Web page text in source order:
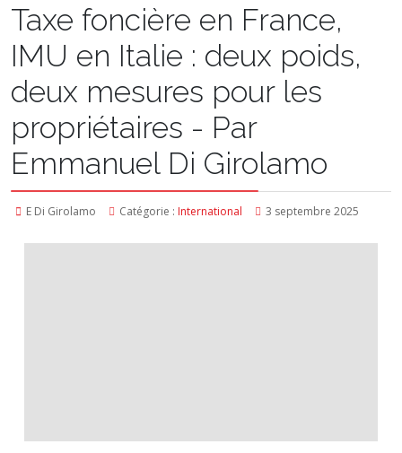
Taxe foncière en France,
IMU en Italie : deux poids,
deux mesures pour les
propriétaires - Par
Emmanuel Di Girolamo
E Di Girolamo Catégorie : International 3 septembre 2025